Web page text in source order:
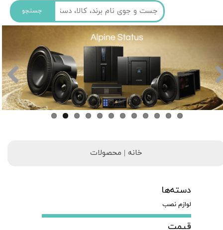
جستجو
خانه | محصولات
دسته‌ها
لوازم نصب
قیمت